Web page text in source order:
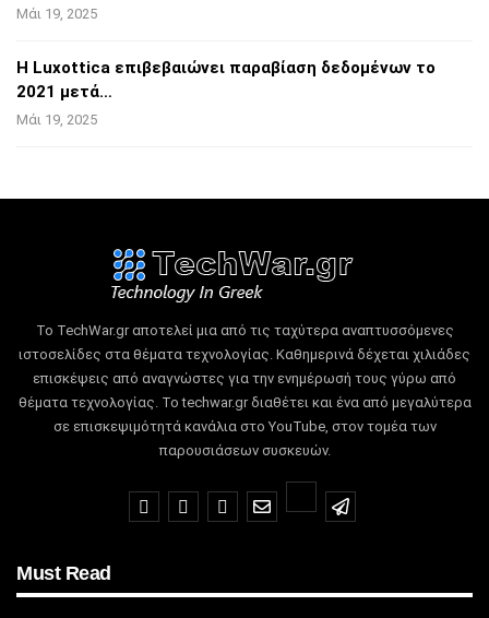
Μάι 19, 2025
Η Luxottica επιβεβαιώνει παραβίαση δεδομένων το
2021 μετά…
Μάι 19, 2025
Το TechWar.gr αποτελεί μια από τις ταχύτερα αναπτυσσόμενες
ιστοσελίδες στα θέματα τεχνολογίας. Καθημερινά δέχεται χιλιάδες
επισκέψεις από αναγνώστες για την ενημέρωσή τους γύρω από
θέματα τεχνολογίας. Το techwar.gr διαθέτει και ένα από μεγαλύτερα
σε επισκεψιμότητά κανάλια στο YouTube, στον τομέα των
παρουσιάσεων συσκευών.
Must Read